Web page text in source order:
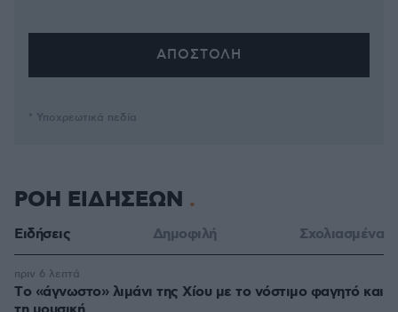
* Υποχρεωτικά πεδία
ΡΟΗ ΕΙΔΗΣΕΩΝ
Ειδήσεις Δημοφιλή Σχολιασμένα
Tο «άγνωστο» λιμάνι της Χίου με το νόστιμο φαγητό και
πριν 6 λεπτά